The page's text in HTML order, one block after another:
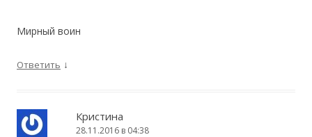
Мирный воин
Ответить ↓
Кристина
28.11.2016 в 04:38